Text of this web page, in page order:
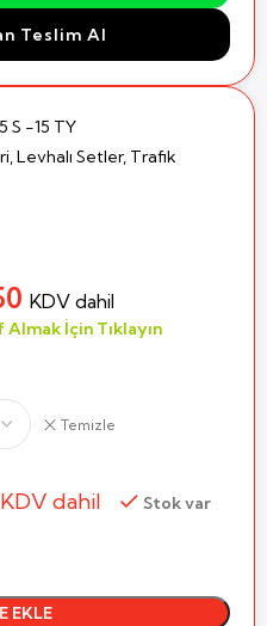
Teslim Al
S -15 TY
,Levhalı Setler, Trafik
KDV dahil
İçin Tıklayın
Temizle
KDV dahil Stok var
EKLE